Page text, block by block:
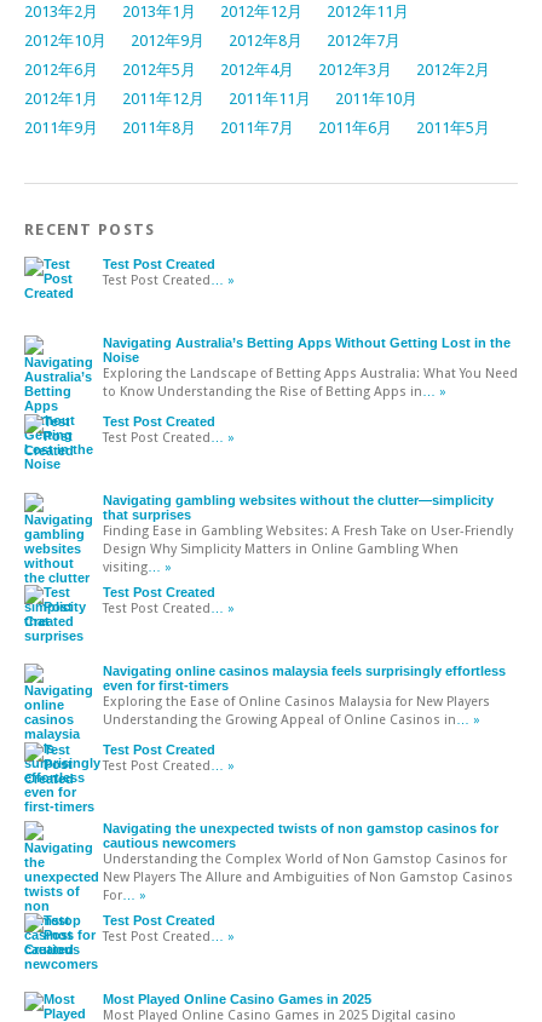
2013年2月
2013年1月 2012年12月
2012年11月
2012年10月
2012年9月 2012年8月
2012年7月
2012年6月
2012年5月 2012年4月 2012年3月
2012年2月
2012年1月
2011年12月 2011年11月
2011年10月
2011年9月
2011年8月 2011年7月 2011年6月 2011年5月
RECENT POSTS
Test Post Created
Test Post Created … »
Navigating Australia’s Betting Apps Without Getting Lost in the
Noise
Exploring the Landscape of Betting Apps Australia: What You Need
to Know Understanding the Rise of Betting Apps in … »
Test Post Created
Test Post Created … »
Navigating gambling websites without the clutter—simplicity
that surprises
Finding Ease in Gambling Websites: A Fresh Take on User-Friendly
Design Why Simplicity Matters in Online Gambling When
visiting … »
Test Post Created
Test Post Created … »
Navigating online casinos malaysia feels surprisingly effortless
even for first-timers
Exploring the Ease of Online Casinos Malaysia for New Players
Understanding the Growing Appeal of Online Casinos in … »
Test Post Created
Test Post Created … »
Navigating the unexpected twists of non gamstop casinos for
cautious newcomers
Understanding the Complex World of Non Gamstop Casinos for
New Players The Allure and Ambiguities of Non Gamstop Casinos
For … »
Test Post Created
Test Post Created … »
Most Played Online Casino Games in 2025
Most Played Online Casino Games in 2025 Digital casino